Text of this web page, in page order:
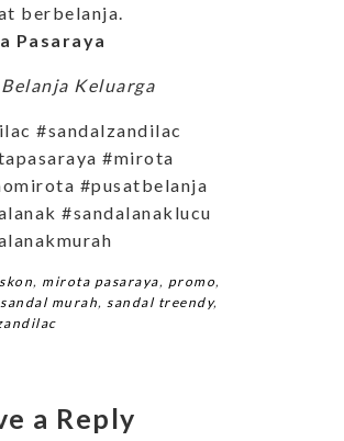
berbelanja.
Pasaraya
Keluarga
#sandalzandilac
#mirota
#pusatbelanja
#sandalanaklucu
, mirota pasaraya, promo,
sandal murah, sandal treendy,
a Reply